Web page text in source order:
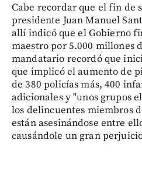
Cabe recordar que el fin de
presidente Juan Manuel
allí indicó que el Gobierno
maestro por 5.000 millones
mandatario recordó que
que implicó el aumento de
de 380 policías más, 400
adicionales y "unos grupos
los delincuentes miembros
están asesinándose entre
causándole un gran